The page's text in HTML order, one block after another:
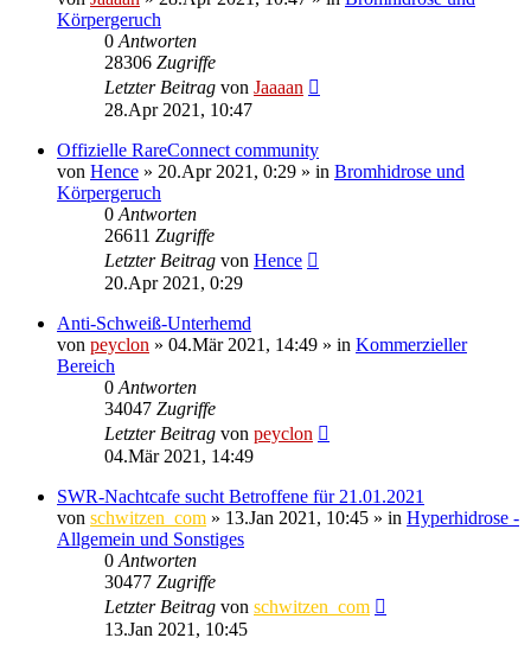
Körpergeruch
0 Antworten
28306 Zugriffe
Letzter Beitrag von Jaaaan
28.Apr 2021, 10:47
Offizielle RareConnect community
von Hence » 20.Apr 2021, 0:29 » in Bromhidrose und
Körpergeruch
0 Antworten
26611 Zugriffe
Letzter Beitrag von Hence
20.Apr 2021, 0:29
Anti-Schweiß-Unterhemd
von peyclon » 04.Mär 2021, 14:49 » in Kommerzieller
Bereich
0 Antworten
34047 Zugriffe
Letzter Beitrag von peyclon
04.Mär 2021, 14:49
SWR-Nachtcafe sucht Betroffene für 21.01.2021
von schwitzen_com » 13.Jan 2021, 10:45 » in Hyperhidrose -
Allgemein und Sonstiges
0 Antworten
30477 Zugriffe
Letzter Beitrag von schwitzen_com
13.Jan 2021, 10:45